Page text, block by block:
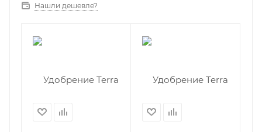
Нашли дешевле?